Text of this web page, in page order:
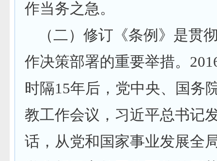
作当务之急。
（二）修订《条例》是贯
作决策部署的重要举措。
时隔15年后，党中央、国务
教工作会议，习近平总书记
话，从党和国家事业发展全